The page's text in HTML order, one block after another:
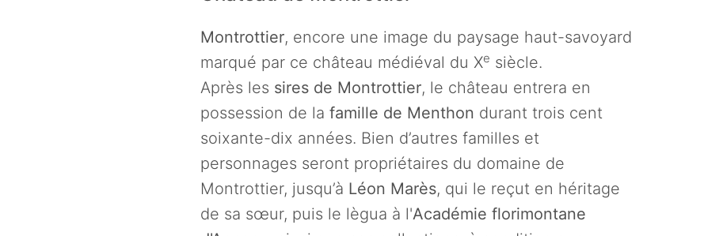
Montrottier, encore une image du paysage haut-savoyard
marqué par ce château médiéval du Xe siècle.
Après les sires de Montrottier, le château entrera en
possession de la famille de Menthon durant trois cent
soixante-dix années. Bien d’autres familles et
personnages seront propriétaires du domaine de
Montrottier, jusqu’à Léon Marès, qui le reçut en héritage
de sa sœur, puis le lègua à l'Académie florimontane